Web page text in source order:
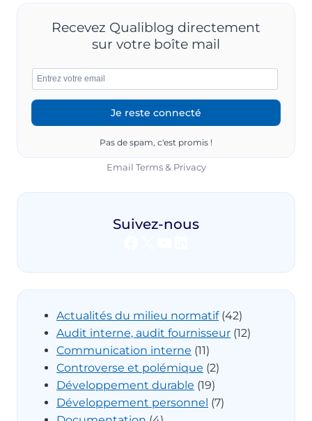
LA
FORMATION
ET
MANAGERS
Recevez Qualiblog directement
sur votre boîte mail
Pas de spam, c'est promis !
Email Terms& Privacy
Suivez-nous
Actualités du milieu normatif(42)
Audit interne, audit fournisseur (12)
Communication interne (11)
Controverse et polémique (2)
Développement durable (19)
Développement personnel (7)